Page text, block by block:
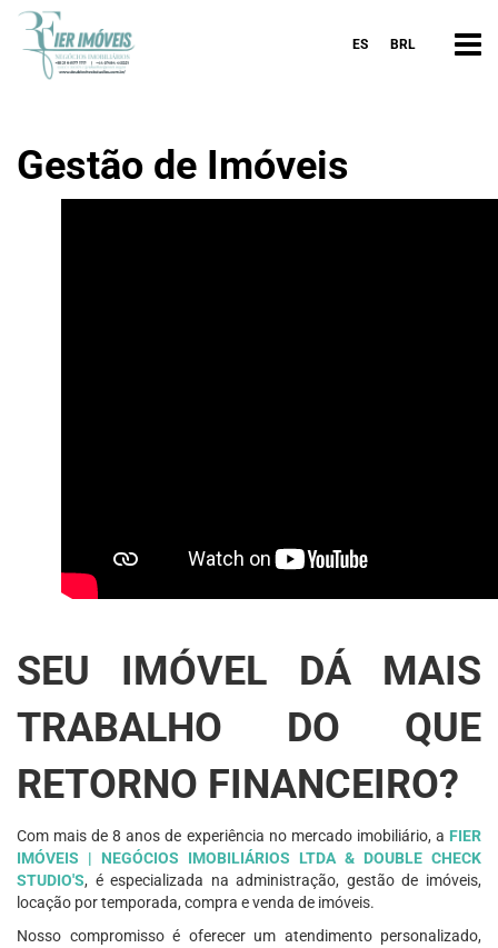
ES BRL
Gestão de Imóveis
SEU IMÓVEL DÁ MAIS
TRABALHO DO QUE
RETORNO FINANCEIRO?
Com mais de 8 anos de experiência no mercado imobiliário, a FIER
IMÓVEIS | NEGÓCIOS IMOBILIÁRIOS LTDA & DOUBLE CHECK
STUDIO'S, é especializada na administração, gestão de imóveis,
locação por temporada, compra e venda de imóveis.
Nosso compromisso é oferecer um atendimento personalizado,